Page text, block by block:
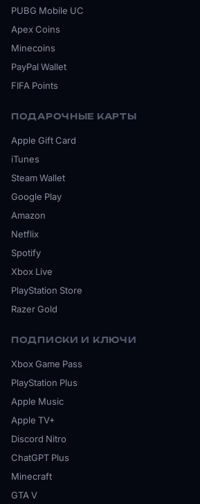
PUBG Mobile UC
Apex Coins
Minecoins
PayPal Wallet
FIFA Points
ПОДАРОЧНЫЕ КАРТЫ
Apple Gift Card
iTunes
Steam Wallet
Google Play
Amazon
Netflix
Spotify
Xbox Live
PlayStation Store
Razer Gold
ПОДПИСКИ И КЛЮЧИ
Xbox Game Pass
PlayStation Plus
Apple Music
Apple TV+
Discord Nitro
ChatGPT Plus
Minecraft
GTA V